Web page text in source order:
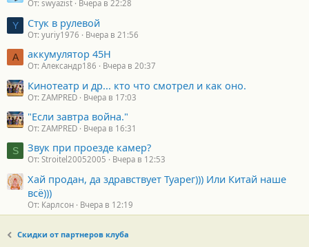
От: swyazist Вчера в 22:28
Y Стук в рулевой
От: yuriy1976 Вчера в 21:56
А аккумулятор 45H
От: Александр186 Вчера в 20:37
Кинотеатр и др... кто что смотрел и как оно.
От: ZAMPRED Вчера в 17:03
"Если завтра война."
От: ZAMPRED Вчера в 16:31
S Звук при проезде камер?
От: Stroitel20052005 Вчера в 12:53
Хай продан, да здравствует Туарег))) Или Китай наше
всё)))
От: Карлсон Вчера в 12:19
Скидки от партнеров клуба